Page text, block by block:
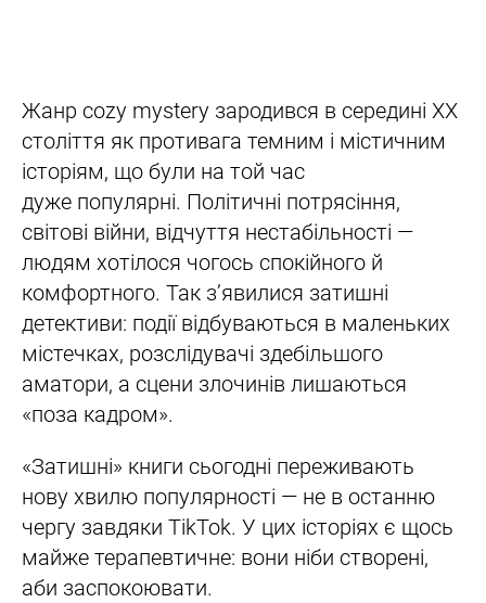
Жанр cozy mystery зародився в середині XX
століття як противага темним і містичним
історіям, що були на той час
дуже популярні. Політичні потрясіння,
світові війни, відчуття нестабільності —
людям хотілося чогось спокійного й
комфортного. Так з’явилися затишні
детективи: події відбуваються в маленьких
містечках, розслідувачі здебільшого
аматори, а сцени злочинів лишаються
«поза кадром».
«Затишні» книги сьогодні переживають
нову хвилю популярності — не в останню
чергу завдяки TikTok. У цих історіях є щось
майже терапевтичне: вони ніби створені,
аби заспокоювати.